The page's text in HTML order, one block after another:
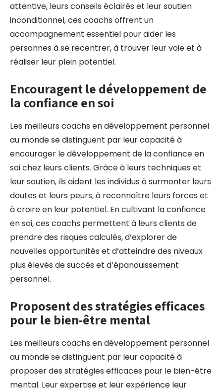
attentive, leurs conseils éclairés et leur soutien
inconditionnel, ces coachs offrent un
accompagnement essentiel pour aider les
personnes à se recentrer, à trouver leur voie et à
réaliser leur plein potentiel.
Encouragent le développement de
la confiance en soi
Les meilleurs coachs en développement personnel
au monde se distinguent par leur capacité à
encourager le développement de la confiance en
soi chez leurs clients. Grâce à leurs techniques et
leur soutien, ils aident les individus à surmonter leurs
doutes et leurs peurs, à reconnaître leurs forces et
à croire en leur potentiel. En cultivant la confiance
en soi, ces coachs permettent à leurs clients de
prendre des risques calculés, d’explorer de
nouvelles opportunités et d’atteindre des niveaux
plus élevés de succès et d’épanouissement
personnel.
Proposent des stratégies efficaces
pour le bien-être mental
Les meilleurs coachs en développement personnel
au monde se distinguent par leur capacité à
proposer des stratégies efficaces pour le bien-être
mental. Leur expertise et leur expérience leur